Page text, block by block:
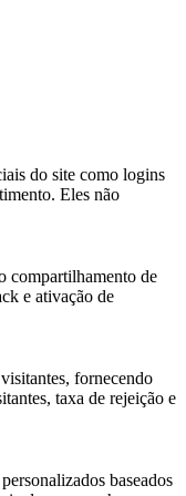
do site como logins
Eles não
compartilhamento de
e ativação de
fornecendo
taxa de rejeição e
baseados